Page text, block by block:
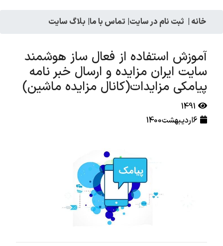
خانه | ثبت نام در سایت| تماس با ما| بلاگ سایت
آموزش استفاده از فعال ساز هوشمند
سایت ایران مزایده و ارسال خبر نامه
پیامکی مزایدات(کانال مزایده ماشین)
1491
6اردیبهشت1400